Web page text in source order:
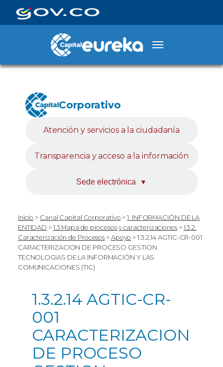
Corporativo
Atención y servicios a la ciudadanía
Transparencia y acceso a la información
Sede electrónica ▼
Inicio > Canal Capital Corporativo >1. INFORMACIÓN DE LA
ENTIDAD > 1.3 Mapa de procesos y caracterizaciones> 1.3.2.
Caracterización de Procesos > Apoyo >1.3.2.14 AGTIC-CR-001
CARACTERIZACION DE PROCESO GESTION
TECNOLOGIAS DE LA INFORMACIÓN Y LAS
COMUNICACIONES (TIC)
1.3.2.14 AGTIC-CR-
001
CARACTERIZACION
DE PROCESO